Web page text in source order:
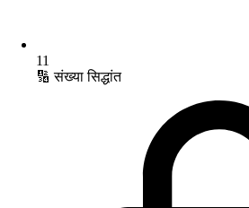
11
🔢 संख्या सिद्धांत